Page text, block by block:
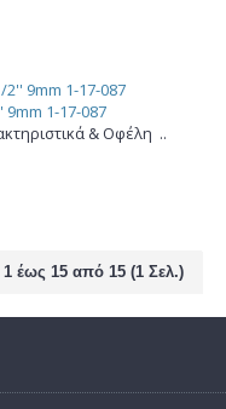
1-17-087
& Οφέλη ..
έως 15 από 15 (1 Σελ.)